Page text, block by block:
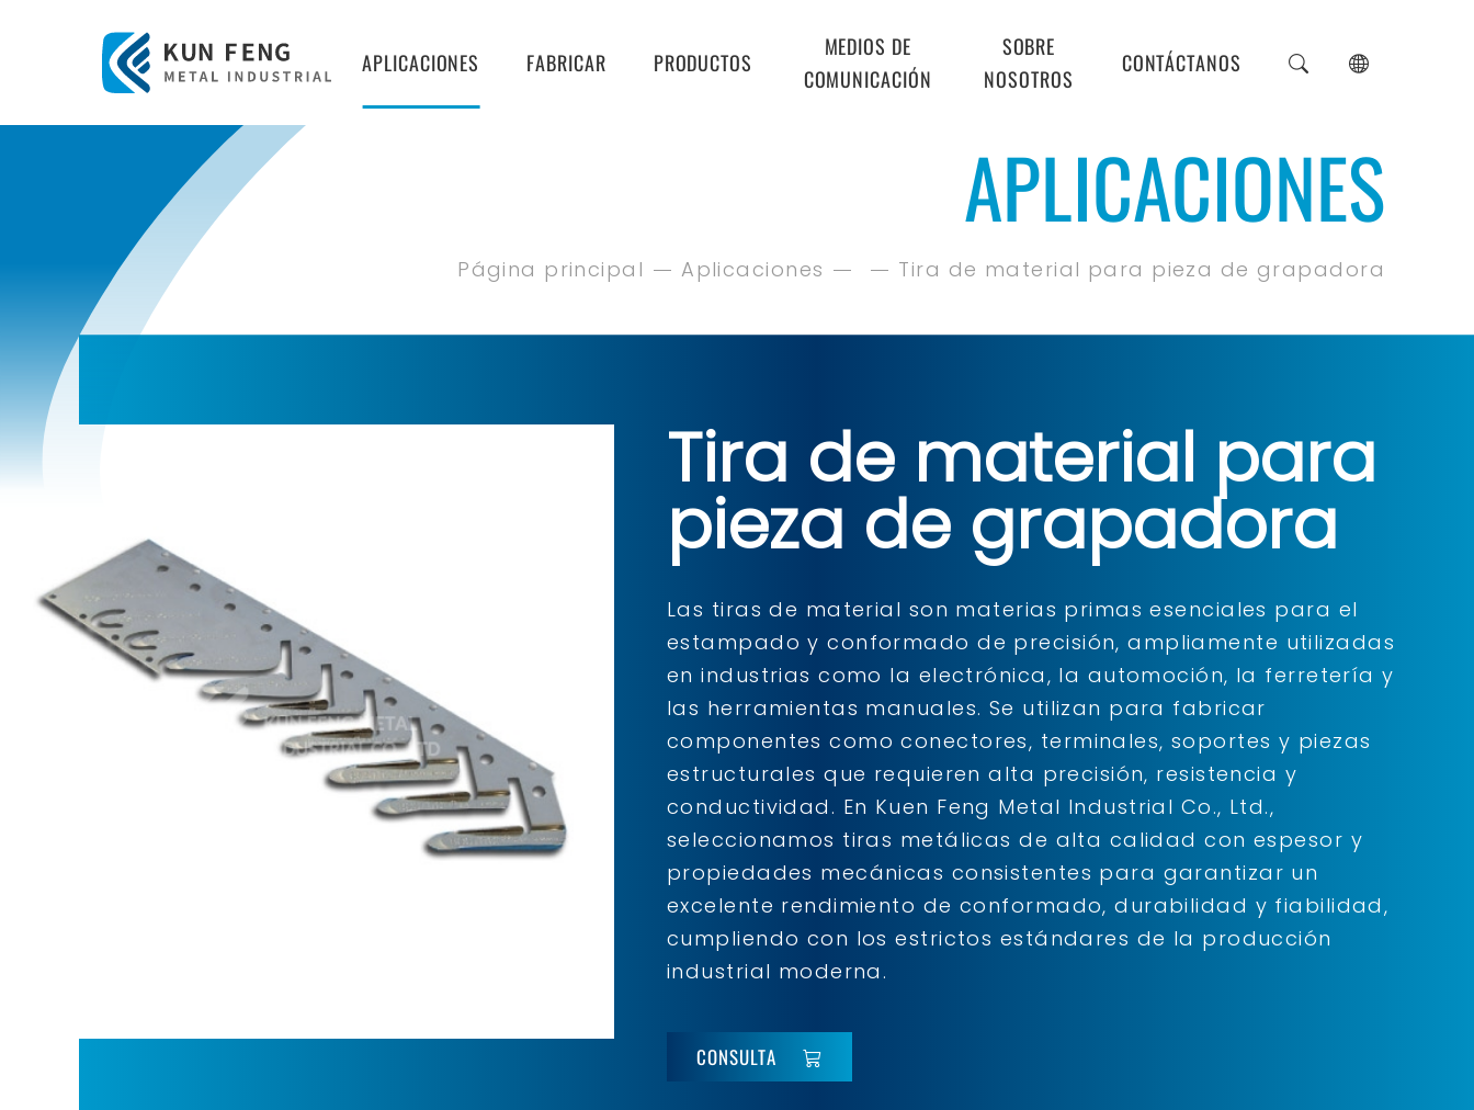
APLICACIONES FABRICAR PRODUCTOS
MEDIOS DE
COMUNICACIÓN
SOBRE
NOSOTROS
CONTÁCTANOS
APLICACIONES
Página principal Aplicaciones Tira de material para pieza de grapadora
Tira de material para
pieza de grapadora
Las tiras de material son materias primas esenciales para el
estampado y conformado de precisión, ampliamente utilizadas
en industrias como la electrónica, la automoción, la ferretería y
las herramientas manuales. Se utilizan para fabricar
componentes como conectores, terminales, soportes y piezas
estructurales que requieren alta precisión, resistencia y
conductividad. En Kuen Feng Metal Industrial Co., Ltd.,
seleccionamos tiras metálicas de alta calidad con espesor y
propiedades mecánicas consistentes para garantizar un
excelente rendimiento de conformado, durabilidad y fiabilidad,
cumpliendo con los estrictos estándares de la producción
industrial moderna.
CONSULTA